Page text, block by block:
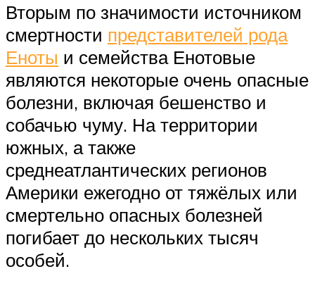
Вторым по значимости источником
смертности представителей рода
Еноты и семейства Енотовые
являются некоторые очень опасные
болезни, включая бешенство и
собачью чуму. На территории
южных, а также
среднеатлантических регионов
Америки ежегодно от тяжёлых или
смертельно опасных болезней
погибает до нескольких тысяч
особей.